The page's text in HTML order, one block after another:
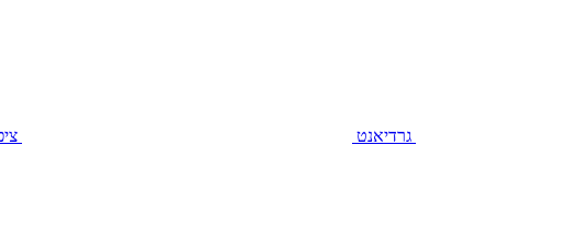
גרדיאנט